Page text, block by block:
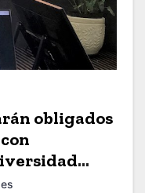
obligados